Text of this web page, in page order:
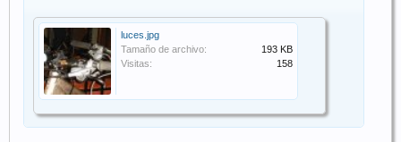
luces.jpg
Tamaño de archivo:
193 KB
Visitas:
158